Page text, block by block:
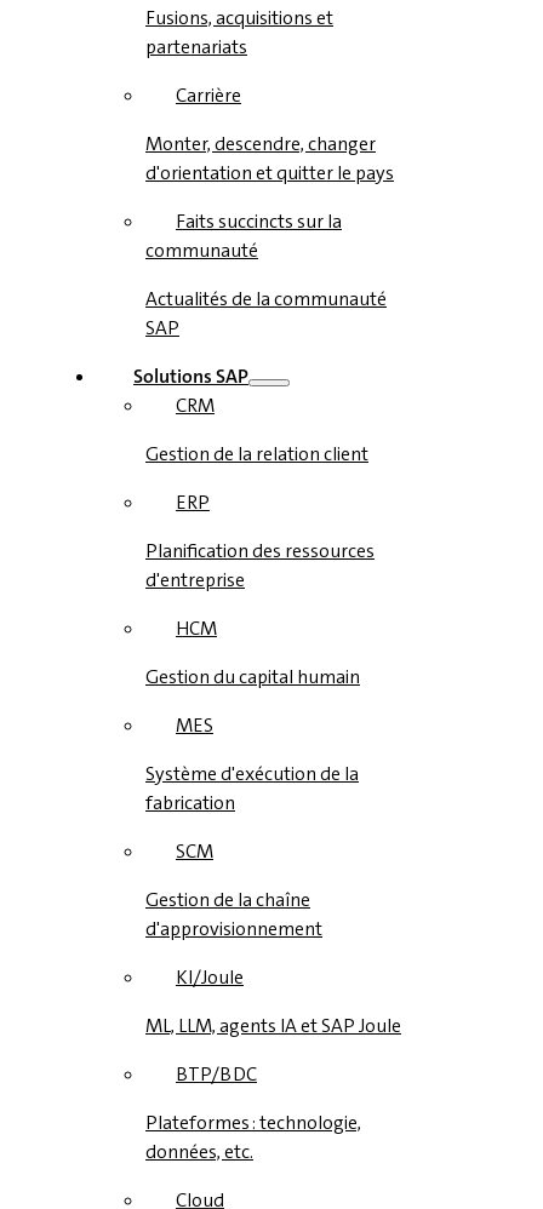
Fusions, acquisitions et
partenariats
Carrière
Monter, descendre, changer
d'orientation et quitter le pays
Faits succincts sur la
communauté
Actualités de la communauté
SAP
Solutions SAP
CRM
Gestion de la relation client
ERP
Planification des ressources
d'entreprise
HCM
Gestion du capital humain
MES
Système d'exécution de la
fabrication
SCM
Gestion de la chaîne
d'approvisionnement
KI/Joule
ML, LLM, agents IA et SAP Joule
BTP/BDC
Plateformes : technologie,
données, etc.
Cloud